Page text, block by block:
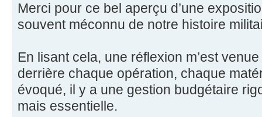
Merci pour ce bel aperçu d’une
souvent méconnu de notre histoire
En lisant cela, une réflexion m’est
derrière chaque opération, chaque
évoqué, il y a une gestion budgétaire
mais essentielle.